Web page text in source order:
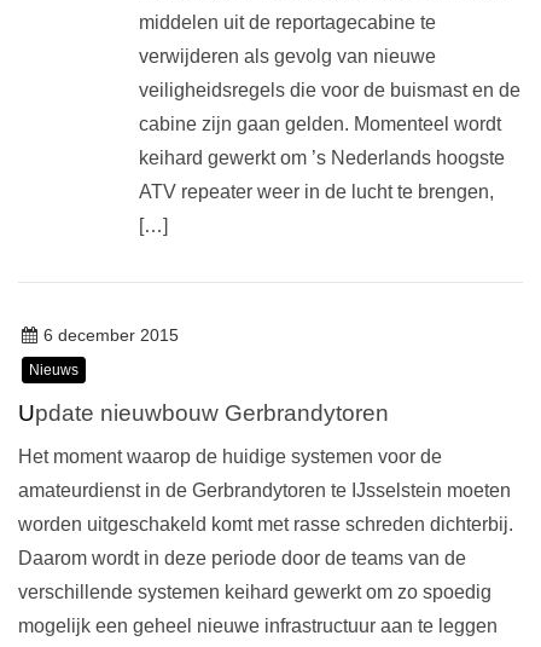
middelen uit de reportagecabine te
verwijderen als gevolg van nieuwe
veiligheidsregels die voor de buismast en de
cabine zijn gaan gelden. Momenteel wordt
keihard gewerkt om ’s Nederlands hoogste
ATV repeater weer in de lucht te brengen,
[…]
6 december 2015
Nieuws
Update nieuwbouw Gerbrandytoren
Het moment waarop de huidige systemen voor de
amateurdienst in de Gerbrandytoren te IJsselstein moeten
worden uitgeschakeld komt met rasse schreden dichterbij.
Daarom wordt in deze periode door de teams van de
verschillende systemen keihard gewerkt om zo spoedig
mogelijk een geheel nieuwe infrastructuur aan te leggen